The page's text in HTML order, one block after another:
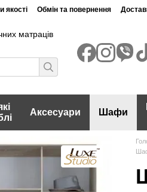
якості Обмін та повернення
матраців
Аксесуари Шафи